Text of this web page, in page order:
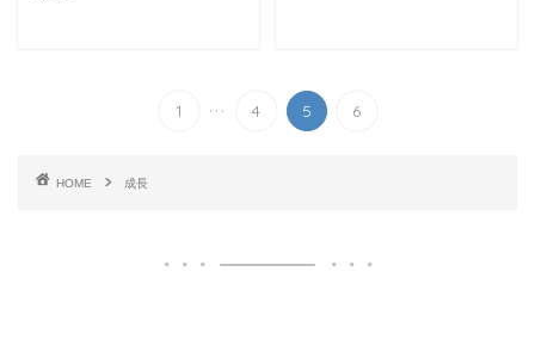
1 ... 4 5 6
HOME 成長